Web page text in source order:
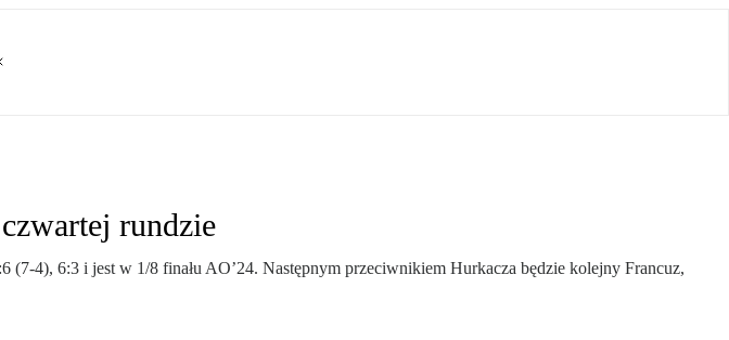
rundzie
(7-4), 6:3 i jest w 1/8 finału AO’24. Następnym przeciwnikiem Hurkacza będzie kolejny Francuz,